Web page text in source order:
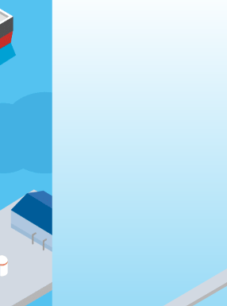
© matsukawazousen corporation all rights reserved.